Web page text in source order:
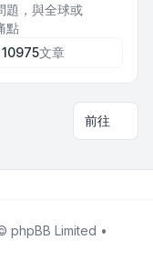
題，與全球或
點
10975文章
前往
phpBB Limited •